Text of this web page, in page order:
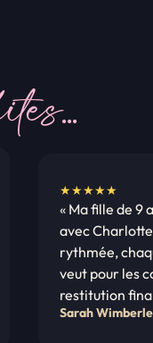
★★★★★
N
o
t
e
:
5
« Ma fille de 9
avec
rythmée,
veut pour les
restitution
Sarah